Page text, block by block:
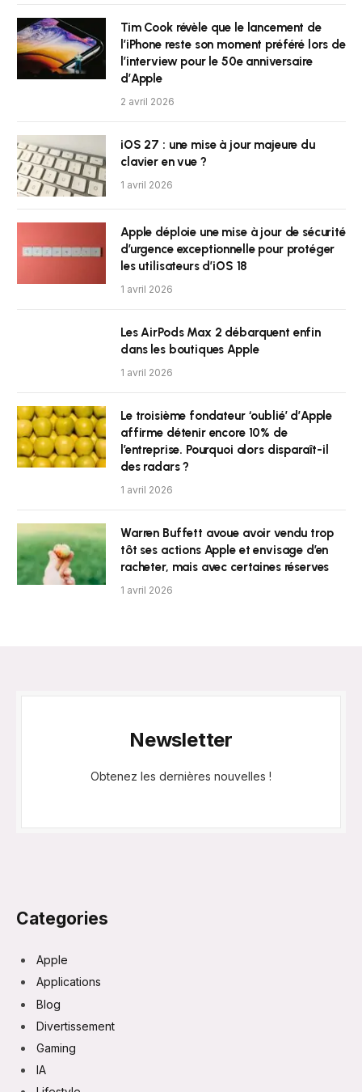
Tim Cook révèle que le lancement de
l’iPhone reste son moment préféré lors de
l’interview pour le 50e anniversaire
d’Apple
2 avril 2026
iOS 27 : une mise à jour majeure du
clavier en vue ?
1 avril 2026
Apple déploie une mise à jour de sécurité
d’urgence exceptionnelle pour protéger
les utilisateurs d’iOS 18
1 avril 2026
Les AirPods Max 2 débarquent enfin
dans les boutiques Apple
1 avril 2026
Le troisième fondateur ‘oublié’ d’Apple
affirme détenir encore 10% de
l’entreprise. Pourquoi alors disparaît-il
des radars ?
1 avril 2026
Warren Buffett avoue avoir vendu trop
tôt ses actions Apple et envisage d’en
racheter, mais avec certaines réserves
1 avril 2026
Newsletter
Obtenez les dernières nouvelles !
Categories
Apple
Applications
Blog
Divertissement
Gaming
IA